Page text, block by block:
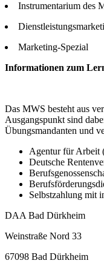
Instrumentarium des
Marketing-Spezial
Informationen zum
Das MWS besteht aus
Ausgangspunkt sind
Übungsmandanten und
Agentur für Arbeit
Deutsche
Selbstzahlung mit
DAA Bad Dürkheim
Weinstraße Nord 33
67098 Bad Dürkheim